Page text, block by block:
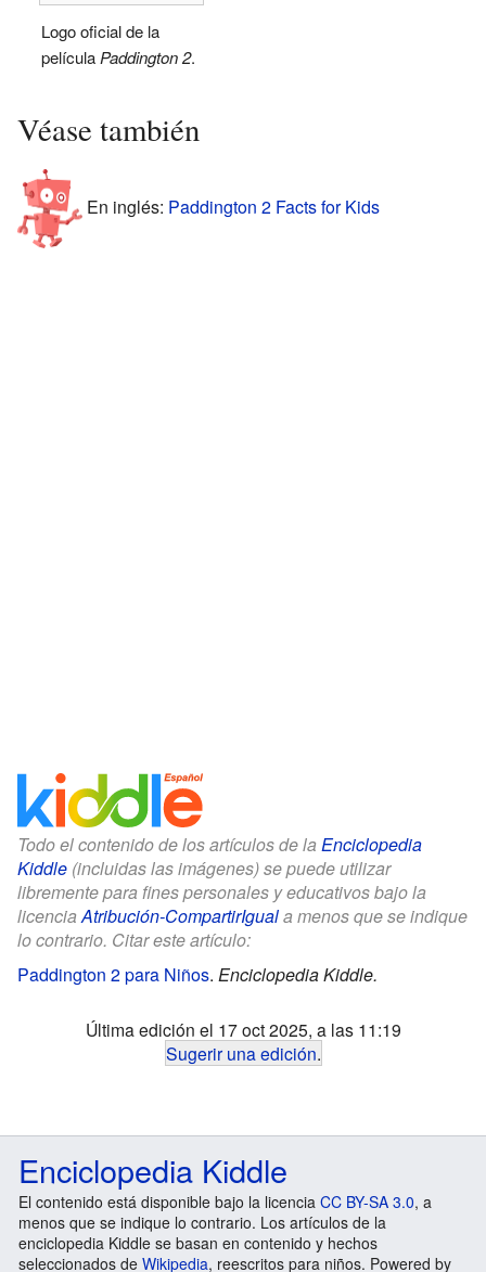
Logo oficial de la
película Paddington 2.
Véase también
En inglés: Paddington 2 Facts for Kids
Todo el contenido de los artículos de la Enciclopedia
Kiddle (incluidas las imágenes) se puede utilizar
libremente para fines personales y educativos bajo la
licenciaAtribución-CompartirIguala menos que se indique
lo contrario. Citar este artículo:
Paddington 2 para Niños. Enciclopedia Kiddle.
Última edición el 17 oct 2025, a las 11:19
Sugerir una edición.
Enciclopedia Kiddle
El contenido está disponible bajo la licencia CC BY-SA 3.0, a
menos que se indique lo contrario. Los artículos de la
enciclopedia Kiddle se basan en contenido y hechos
seleccionados de Wikipedia, reescritos para niños. Powered by